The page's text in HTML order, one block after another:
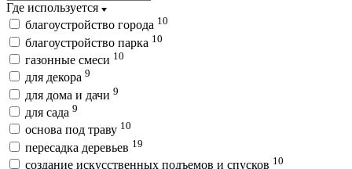
Где используется
благоустройство города 10
благоустройство парка 10
газонные смеси 10
для декора 9
для дома и дачи 9
для сада 9
основа под траву 10
пересадка деревьев 19
создание искусственных подъемов и спусков 10